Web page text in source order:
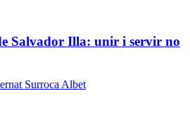
Salvador Illa: unir i servir no
Surroca Albet